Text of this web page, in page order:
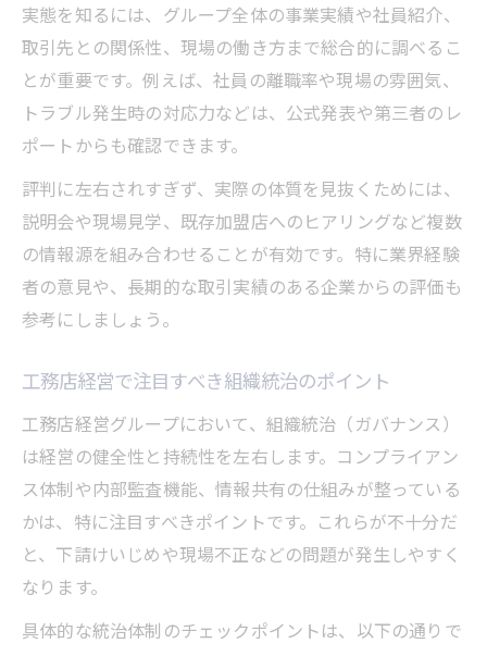
実態を知るには、グループ全体の事業実績や社員紹介、
取引先との関係性、現場の働き方まで総合的に調べるこ
とが重要です。例えば、社員の離職率や現場の雰囲気、
トラブル発生時の対応力などは、公式発表や第三者のレ
ポートからも確認できます。
評判に左右されすぎず、実際の体質を見抜くためには、
説明会や現場見学、既存加盟店へのヒアリングなど複数
の情報源を組み合わせることが有効です。特に業界経験
者の意見や、長期的な取引実績のある企業からの評価も
参考にしましょう。
工務店経営で注目すべき組織統治のポイント
工務店経営グループにおいて、組織統治（ガバナンス）
は経営の健全性と持続性を左右します。コンプライアン
ス体制や内部監査機能、情報共有の仕組みが整っている
かは、特に注目すべきポイントです。これらが不十分だ
と、下請けいじめや現場不正などの問題が発生しやすく
なります。
具体的な統治体制のチェックポイントは、以下の通りで